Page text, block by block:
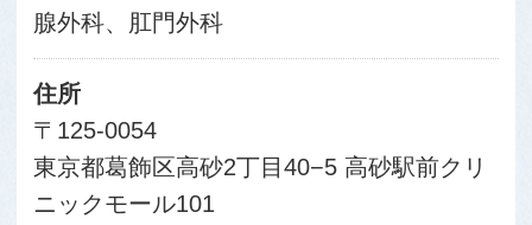
腺外科、肛門外科
住所
〒125-0054
東京都葛飾区高砂2丁目40−5 高砂駅前クリ
ニックモール101